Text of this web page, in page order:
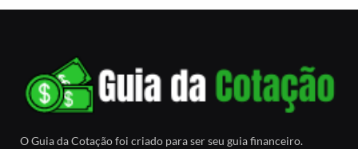
O Guia da Cotação foi criado para ser seu guia financeiro.